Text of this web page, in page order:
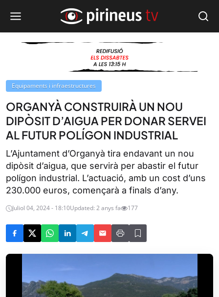
Equipaments i infraestructures
ORGANYÀ CONSTRUIRÀ UN NOU
DIPÒSIT D’AIGUA PER DONAR SERVEI
AL FUTUR POLÍGON INDUSTRIAL
L’Ajuntament d’Organyà tira endavant un nou
dipòsit d’aigua, que servirà per abastir el futur
polígon industrial. L’actuació, amb un cost d’uns
230.000 euros, començarà a finals d’any.
Juliol 04, 2024 - 18:10Updated: 2 anys fa 177